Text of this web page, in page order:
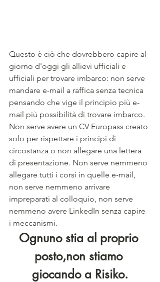
Questo è ciò che dovrebbero capire al
giorno d'oggi gli allievi ufficiali e
ufficiali per trovare imbarco: non serve
mandare e-mail a raffica senza tecnica
pensando che vige il principio più e-
mail più possibilità di trovare imbarco.
Non serve avere un CV Europass creato
solo per rispettare i principi di
circostanza o non allegare una lettera
di presentazione. Non serve nemmeno
allegare tutti i corsi in quelle e-mail,
non serve nemmeno arrivare
impreparati al colloquio, non serve
nemmeno avere LinkedIn senza capire
i meccanismi.
Ognuno stia al proprio
posto,non stiamo
giocando a Risiko.